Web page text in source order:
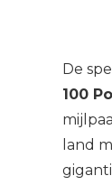
De
100
land